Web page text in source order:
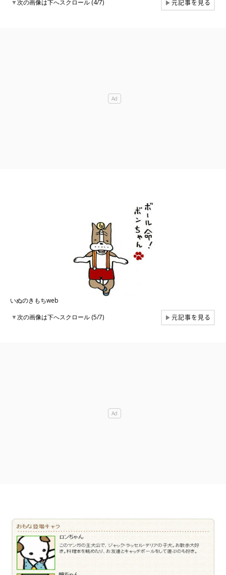
▼次の画像は下へスクロール (4/7) ▶元記事を見る
いぬのきもちweb
▼次の画像は下へスクロール (5/7) ▶元記事を見る